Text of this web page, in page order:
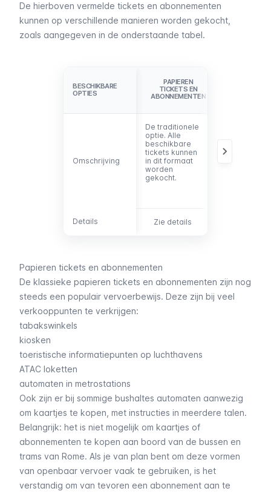
De hierboven vermelde tickets en abonnementen
kunnen op verschillende manieren worden gekocht,
zoals aangegeven in de onderstaande tabel.
BESCHIKBARE
OPTIES
Omschrijving
Details
BESCHIKBARE
OPTIES
PAPIEREN
TICKETS EN
ABONNEMENTEN
Omschrijving
De traditionele
optie. Alle
beschikbare
tickets kunnen
in dit formaat
worden
gekocht.
kopen. Betaal
Details Zie details
Papieren tickets en abonnementen
De klassieke papieren tickets en abonnementen zijn nog
steeds een populair vervoerbewijs. Deze zijn bij veel
verkooppunten te verkrijgen:
tabakswinkels
kiosken
toeristische informatiepunten op luchthavens
ATAC loketten
automaten in metrostations
Ook zijn er bij sommige bushaltes automaten aanwezig
om kaartjes te kopen, met instructies in meerdere talen.
Belangrijk: het is niet mogelijk om kaartjes of
abonnementen te kopen aan boord van de bussen en
trams van Rome. Als je van plan bent om deze vormen
van openbaar vervoer vaak te gebruiken, is het
verstandig om van tevoren een abonnement aan te